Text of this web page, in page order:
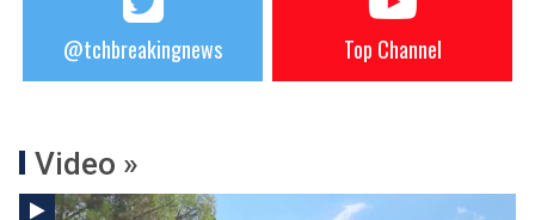
@tchbreakingnews Top Channel
Video »